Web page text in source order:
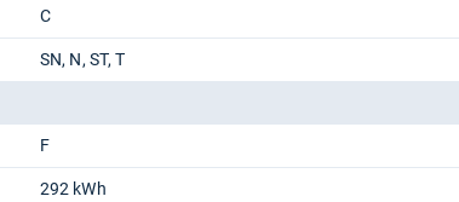
C
SN N ST T
F
292 kWh